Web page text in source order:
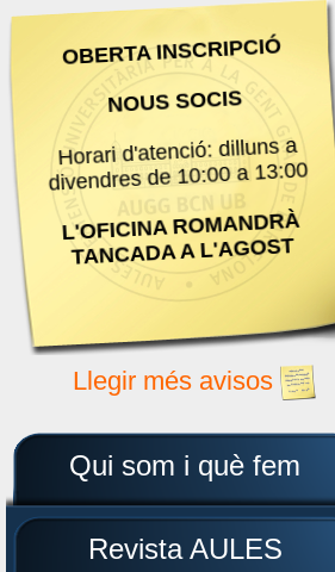
OBERTA INSCRIPCIÓ
NOUS SOCIS
Horari d'atenció: dilluns a
divendres de 10:00 a 13:00
L'OFICINA ROMANDRÀ
TANCADA A L'AGOST
Llegir més avisos
Qui som i què fem
Revista AULES